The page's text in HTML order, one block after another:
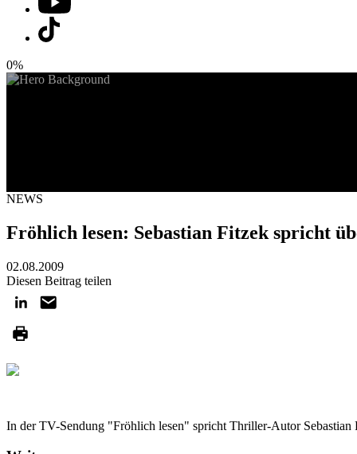
0%
NEWS
Fröhlich lesen: Sebastian Fitzek spricht
02.08.2009
Diesen Beitrag teilen
In der TV-Sendung "Fröhlich lesen" spricht Thriller-Autor